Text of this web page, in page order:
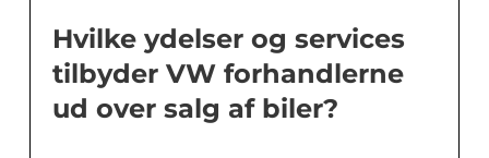
Hvilke ydelser og services
tilbyder VW forhandlerne
ud over salg af biler?